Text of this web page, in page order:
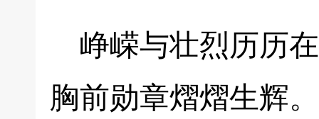
峥嵘与壮烈历历
胸前勋章熠熠生辉。